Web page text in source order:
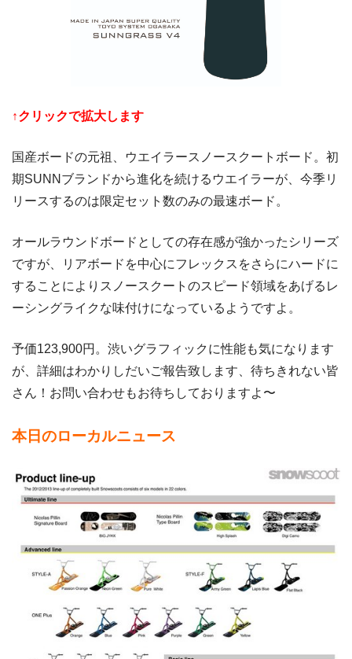
↑クリックで拡大します
国産ボードの元祖、ウエイラースノースクートボード。初
期SUNNブランドから進化を続けるウエイラーが、今季リ
リースするのは限定セット数のみの最速ボード。
オールラウンドボードとしての存在感が強かったシリーズ
ですが、リアボードを中心にフレックスをさらにハードに
することによりスノースクートのスピード領域をあげるレ
ーシングライクな味付けになっているようですよ。
予価123,900円。渋いグラフィックに性能も気になります
が、詳細はわかりしだいご報告致します、待ちきれない皆
さん！お問い合わせもお待ちしておりますよ〜
本日のローカルニュース